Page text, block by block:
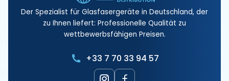
Der Spezialist für Glasfasergeräte in Deutschland, der
zu Ihnen liefert: Professionelle Qualität zu
wettbewerbsfähigen Preisen.
+33 7 70 33 94 57